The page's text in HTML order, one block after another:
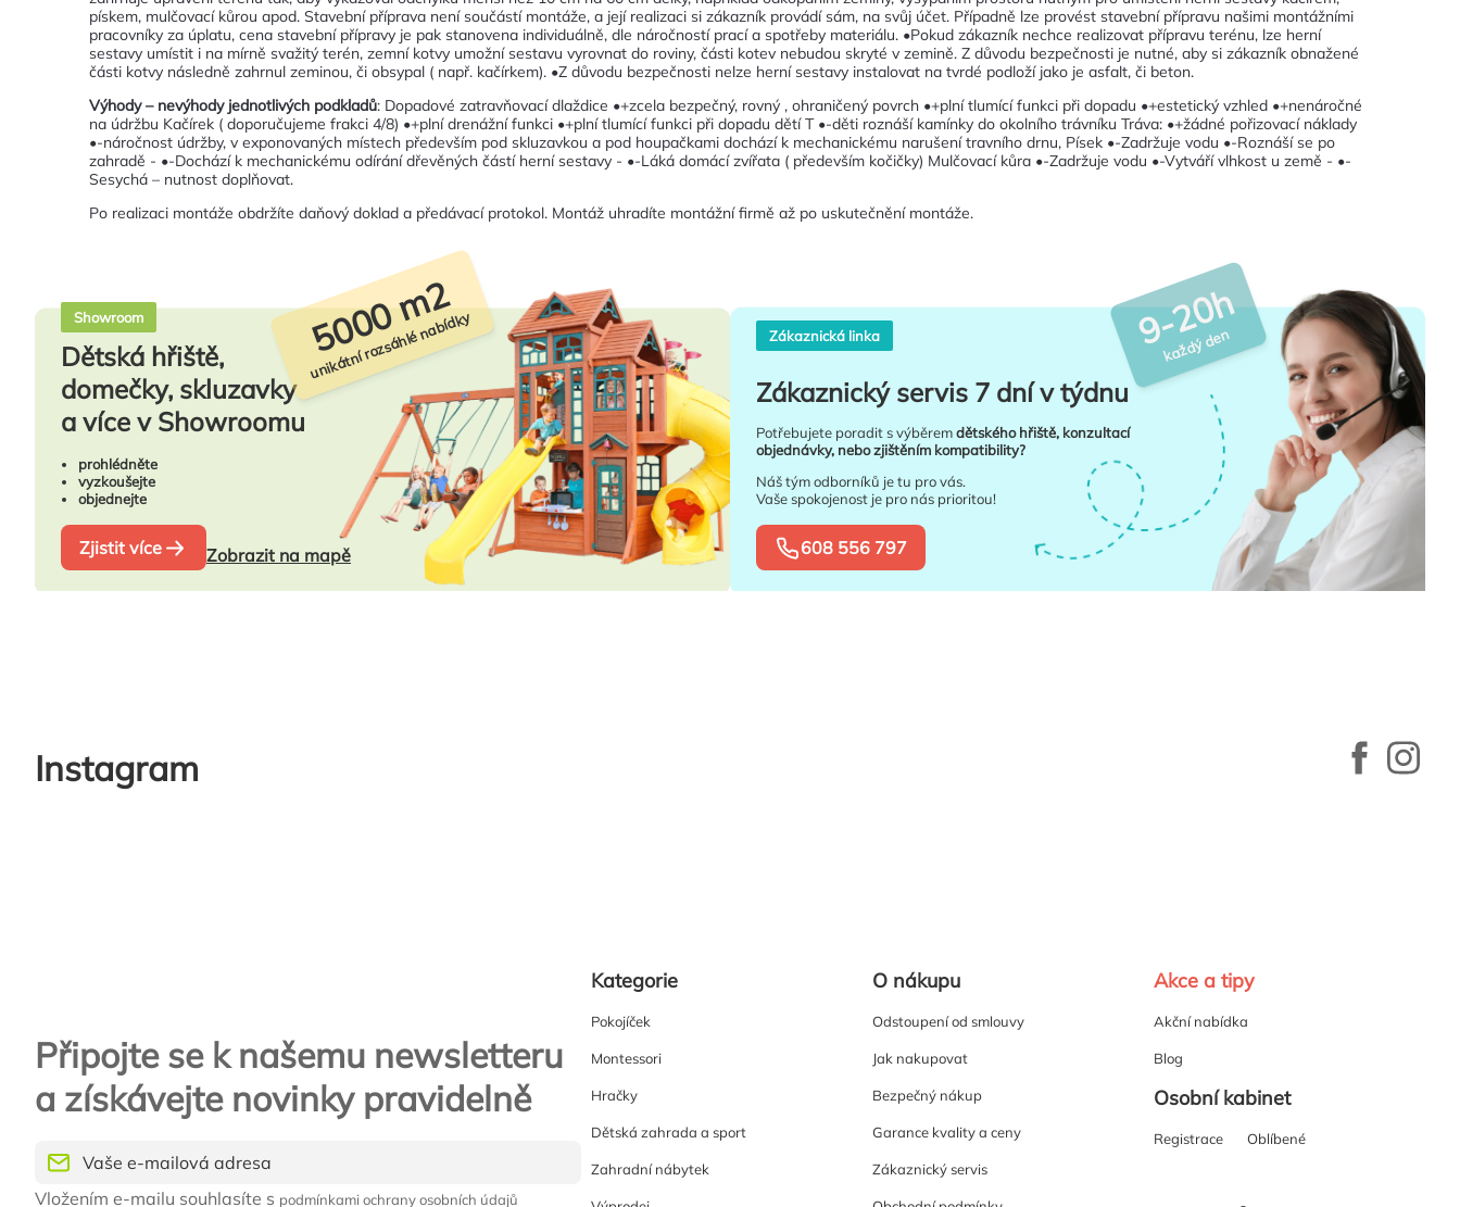
pískem, mulčovací kůrou apod. Stavební příprava není součástí montáže, a její realizaci si zákazník provádí sám, na svůj účet. Případně lze provést stavební přípravu našimi montážními
pracovníky za úplatu, cena stavební přípravy je pak stanovena individuálně, dle náročností prací a spotřeby materiálu. •Pokud zákazník nechce realizovat přípravu terénu, lze herní
sestavy umístit i na mírně svažitý terén, zemní kotvy umožní sestavu vyrovnat do roviny, části kotev nebudou skryté v zemině. Z důvodu bezpečnosti je nutné, aby si zákazník obnažené
části kotvy následně zahrnul zeminou, či obsypal ( např. kačírkem). •Z důvodu bezpečnosti nelze herní sestavy instalovat na tvrdé podloží jako je asfalt, či beton.
Výhody – nevýhody jednotlivých podkladů: Dopadové zatravňovací dlaždice •+zcela bezpečný, rovný , ohraničený povrch •+plní tlumící funkci při dopadu •+estetický vzhled •+nenáročné
na údržbu Kačírek ( doporučujeme frakci 4/8) •+plní drenážní funkci •+plní tlumící funkci při dopadu dětí T •-děti roznáší kamínky do okolního trávníku Tráva: •+žádné pořizovací náklady
•-náročnost údržby, v exponovaných místech především pod skluzavkou a pod houpačkami dochází k mechanickému narušení travního drnu, Písek •-Zadržuje vodu •-Roznáší se po
zahradě - •-Dochází k mechanickému odírání dřevěných částí herní sestavy - •-Láká domácí zvířata ( především kočičky) Mulčovací kůra •-Zadržuje vodu •-Vytváří vlhkost u země - •-
Sesychá – nutnost doplňovat.
Po realizaci montáže obdržíte daňový doklad a předávací protokol. Montáž uhradíte montážní firmě až po uskutečnění montáže.
Showroom
Dětská hřiště,
domečky, skluzavky
a více v Showroomu
prohlédněte
vyzkoušejte
objednejte
Zjistit více Zobrazit na mapě
5000 m2
unikátní rozsáhlé nabídky Zákaznická linka
Zákaznický servis 7 dní v týdnu
Potřebujete poradit s výběremdětského hřiště, konzultací
objednávky, nebo zjištěním kompatibility?
Náš tým odborníků je tu pro vás.
Vaše spokojenost je pro nás prioritou!
608 556 797
9-20h
každý den
Instagram
Připojte se k našemu newsletteru
a získávejte novinky pravidelně
Vložením e-mailu souhlasíte s podmínkami ochrany osobních údajů
Kategorie
Pokojíček
Montessori
Hračky
Dětská zahrada a sport
Zahradní nábytek
O nákupu
Odstoupení od smlouvy
Jak nakupovat
Bezpečný nákup
Garance kvality a ceny
Zákaznický servis
Akce a tipy
Akční nabídka
Blog
Osobní kabinet
Registrace Oblíbené